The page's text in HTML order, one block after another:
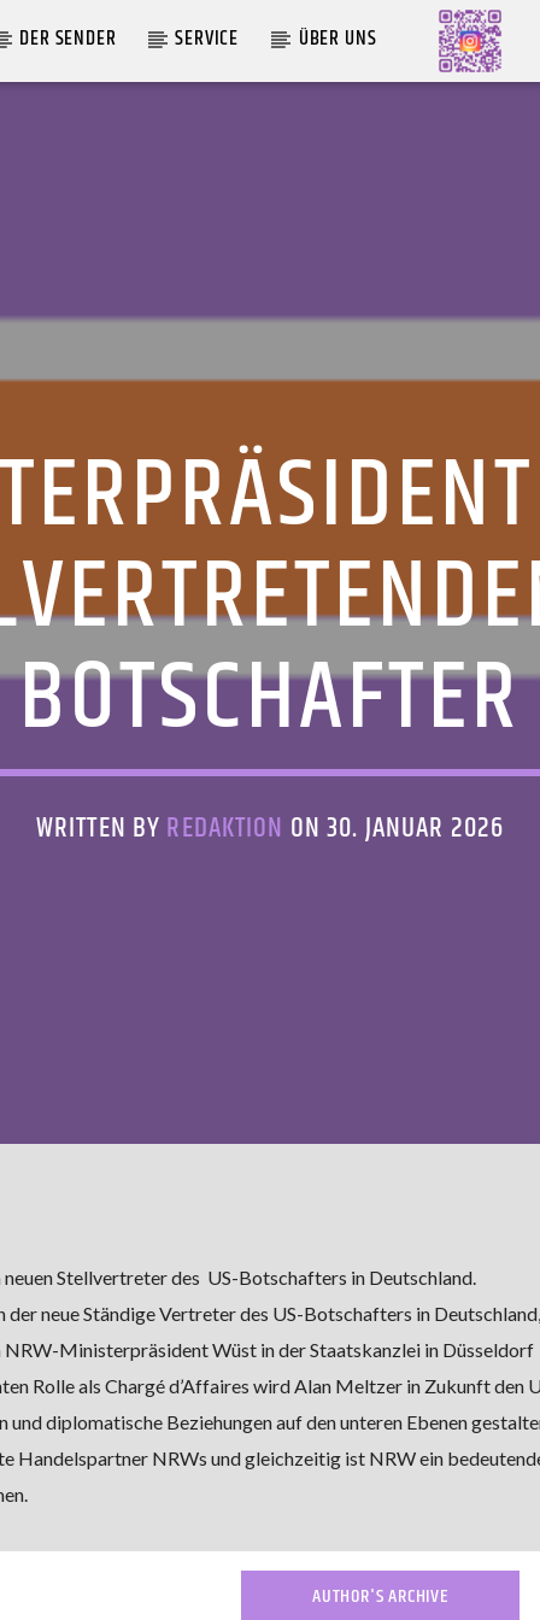
DER SENDER SERVICE ÜBER UNS
BOTSCHAFTER
WRITTEN BY REDAKTION ON 30. JANUAR 2026
Stellvertreter des US-Botschafters in Deutschland.
neue Ständige Vertreter des US-Botschafters in
Ministerpräsident Wüst in der Staatskanzlei in Düsseldorf
Rolle als Chargé d’Affaires wird Alan Meltzer in Zukunft den
diplomatische Beziehungen auf den unteren Ebenen
Handelspartner NRWs und gleichzeitig ist NRW ein
AUTHOR'S ARCHIVE